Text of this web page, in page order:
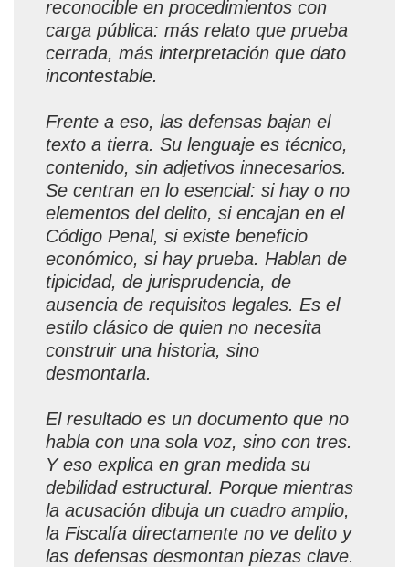
reconocible en procedimientos con
carga pública: más relato que prueba
cerrada, más interpretación que dato
incontestable.
Frente a eso, las defensas bajan el
texto a tierra. Su lenguaje es técnico,
contenido, sin adjetivos innecesarios.
Se centran en lo esencial: si hay o no
elementos del delito, si encajan en el
Código Penal, si existe beneficio
económico, si hay prueba. Hablan de
tipicidad, de jurisprudencia, de
ausencia de requisitos legales. Es el
estilo clásico de quien no necesita
construir una historia, sino
desmontarla.
El resultado es un documento que no
habla con una sola voz, sino con tres.
Y eso explica en gran medida su
debilidad estructural. Porque mientras
la acusación dibuja un cuadro amplio,
la Fiscalía directamente no ve delito y
las defensas desmontan piezas clave.